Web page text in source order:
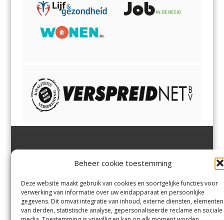
Beheer cookie toestemming
Deze website maakt gebruik van cookies en soortgelijke functies voor
verwerking van informatie over uw eindapparaat en persoonlijke
gegevens. Dit omvat integratie van inhoud, externe diensten, elementen
van derden, statistische analyse, gepersonaliseerde reclame en sociale
Margadantstraat 34
0255-533900
info@jutter.nlofinfo@hofgee
st.nl
Velserbroek,Velsen-Zuid,
Zuid,Driehuisen
Spaarnwoude.